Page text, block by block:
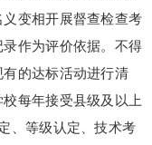
变相开展督查检查考
作为评价依据。不得
的达标活动进行清
每年接受县级及以上
、等级认定、技术考